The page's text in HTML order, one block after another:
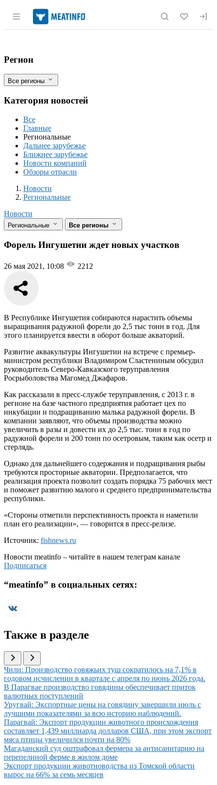
Раздел навигации по сайту
Форель Ингушетии ждет новых
Фильтры
Регион
Все регионы
Категория новостей
Все
Главные
Региональные
Дальнее зарубежье
Ближнее зарубежье
Новости компаний
Обзоры отрасли
Новости
Разделы
Новости
Региональные
Новости
Региональные Все регионы
Форель Ингушетии ждет новых участков
26 мая 2021, 10:08 2212
В Республике Ингушетия собираются нарастить объемы
выращивания радужной форели до 2,5 тыс тонн в год. Для
этого планируется ввести в оборот больше акваторий.
Развитие аквакультуры Ингушетии на встрече с премьер-
министром республики Владимиром Сластениным обсудил
руководитель Северо-Кавказского теруправления
Росрыболовства Магомед Джафаров.
Как рассказали в пресс-службе теруправления, с 2013 г. в
регионе на базе частного предприятия работает цех по
инкубации и подращиванию малька радужной форели. В
компании заявляют, что объемы производства можно
увеличить в разы и довести их до 2,5 тыс. тонн в год по
радужной форели и 200 тонн по осетровым, таким как осетр и
стерлядь.
Однако для дальнейшего содержания и подращивания рыбы
требуются просторные акватории. Предполагается, что
реализация проекта позволит создать порядка 75 рабочих мест
и поможет развитию малого и среднего предпринимательства
республики.
«Стороны отметили перспективность проекта и наметили
план его реализации», — говорится в пресс-релизе.
Источник: fishnews.ru
Новости meatinfo – читайте в нашем телеграм канале
Подписаться
“meatinfo” в социальных сетях:
Также в разделе
Иллюстрация новости
Чили: Производство говяжьих туш сократилось на 7,1% в
годовом исчислении в квартале с апреля по июнь 2026 года.
Иллюстрация новости
В Парагвае производство говядины обеспечивает приток
валютных поступлений
Иллюстрация новости
Уругвай: Экспортные цены на говядину завершили июль с
лучшими показателями за всю историю наблюдений.
Иллюстрация новости
Парагвай: Экспорт продукции животного происхождения
составляет 1,439 миллиарда долларов США, при этом экспорт
мяса птицы увеличился почти на 80%
Иллюстрация новости
Магаданский суд оштрафовал фермера за антисанитарию на
перепелиной ферме в жилом доме
Иллюстрация новости
Экспорт продукции животноводства из Томской области
вырос на 66% за семь месяцев